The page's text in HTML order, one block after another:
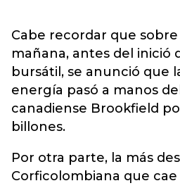
Cabe recordar que sobre
mañana, antes del inició
bursátil, se anunció que
energía pasó a manos
canadiense Brookfield
billones.
Por otra parte, la más
Corficolombiana que cae